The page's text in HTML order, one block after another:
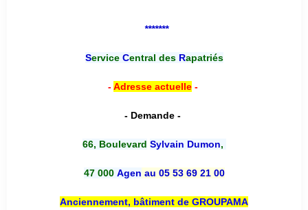
*******
Service Central desRapatriés
-Adresse actuelle-
- Demande -
66, Boulevard Sylvain Dumon,
47 000 Agen au 05 53 69 21 00
Anciennement, bâtiment de GROUPAMA